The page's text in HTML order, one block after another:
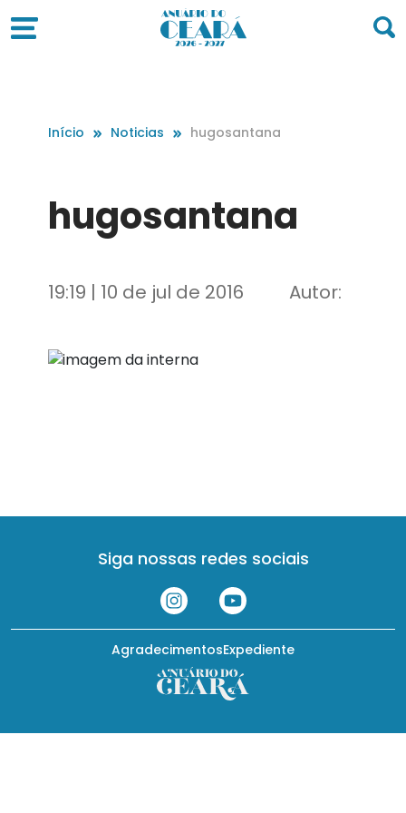
Início Noticias hugosantana
hugosantana
19:19 | 10 de jul de 2016 Autor:
Siga nossas redes sociais
Expediente
Agradecimentos